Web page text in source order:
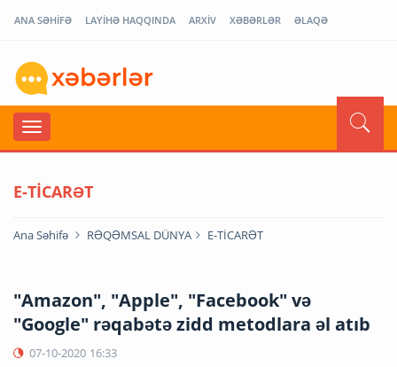
ANA SƏHİFƏ LAYİHƏ HAQQINDA ARXİV XƏBƏRLƏR ƏLAQƏ
E-TİCARƏT
Ana Səhifə RƏQƏMSAL DÜNYA E-TİCARƏT
"Amazon", "Apple", "Facebook" və
"Google" rəqabətə zidd metodlara əl atıb
07-10-2020 16:33